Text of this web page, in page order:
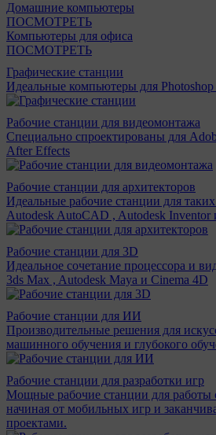
Домашние компьютеры
ПОСМОТРЕТЬ
Компьютеры для офиса
ПОСМОТРЕТЬ
Графические станции
Идеальные компьютеры для
Рабочие станции для видеомонтажа
Специально спроектированы для
After Effects
Рабочие станции для архитекторов
Идеальные рабочие станции для
Autodesk AutoCAD , Autodesk Inventor
Рабочие станции для 3D
Идеальное сочетание процессора и
3ds Max , Autodesk Maya и Cinema 4D
Рабочие станции для ИИ
Производительные решения для
машинного обучения и глубокого
Рабочие станции для разработки игр
Мощные рабочие станции для
начиная от мобильных игр и
проектами.